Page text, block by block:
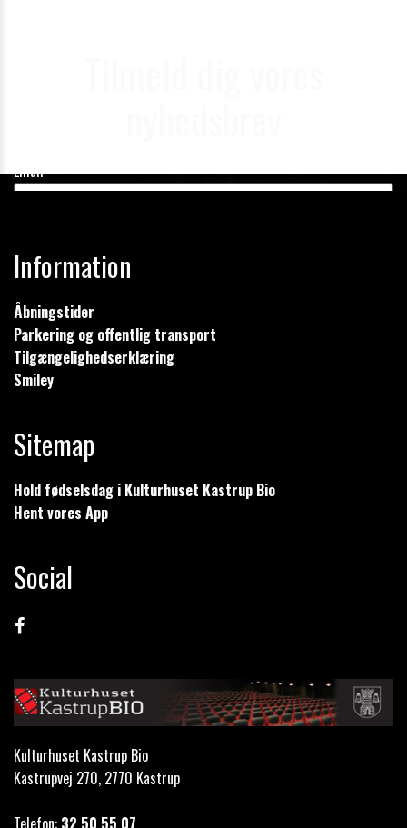
Email
Tilmeld
Information
Åbningstider
Parkering og offentlig transport
Tilgængelighedserklæring
Smiley
Sitemap
Hold fødselsdag i Kulturhuset Kastrup Bio
Hent vores App
Social
Kulturhuset Kastrup Bio
Kastrupvej 270, 2770 Kastrup